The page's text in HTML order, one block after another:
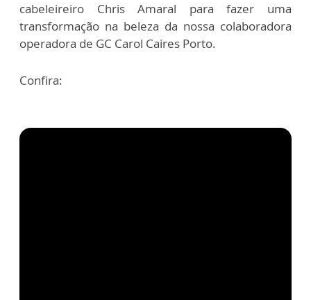
cabeleireiro Chris Amaral para fazer uma
transformação na beleza da nossa colaboradora
operadora de GC Carol Caires Porto.
Confira: